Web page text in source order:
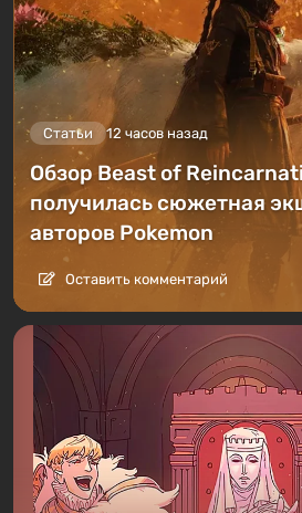
Статьи 12 часов назад
Обзор Beast of
получилась сюжетная
авторов Pokemon
Оставить комментарий